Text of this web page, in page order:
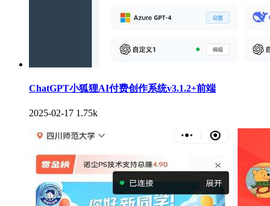
ChatGPT小狐狸AI付费创作系统v3.1.2+前端
2025-02-17 1.75k